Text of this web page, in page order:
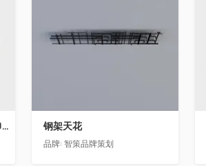
现代转角沙发组合模型ID 11005665-4 钢架天花
品牌: 智策品牌策划